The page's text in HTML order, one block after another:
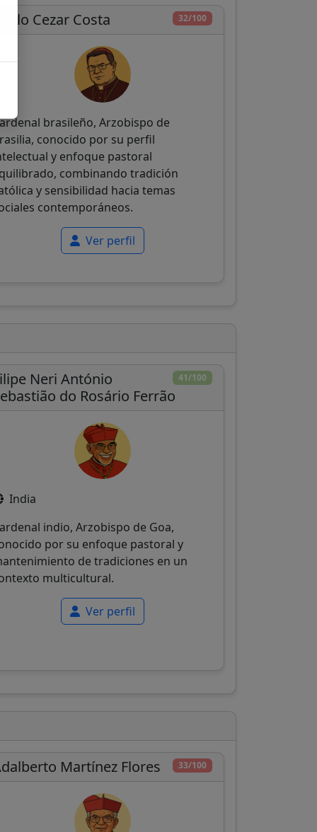
32/100
Cezar Costa
brasileño, Arzobispo de
conocido por su perfil
y enfoque pastoral
combinando tradición
y sensibilidad hacia temas
contemporáneos.
Ver perfil
41/100
Neri António
do Rosário Ferrão
India
indio, Arzobispo de Goa,
por su enfoque pastoral y
de tradiciones en un
multicultural.
Ver perfil
33/100
Martínez Flores